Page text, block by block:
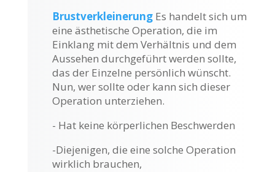
BrustverkleinerungEs handelt sich um
eine ästhetische Operation, die im
Einklang mit dem Verhältnis und dem
Aussehen durchgeführt werden sollte,
das der Einzelne persönlich wünscht.
Nun, wer sollte oder kann sich dieser
Operation unterziehen.
- Hat keine körperlichen Beschwerden
-Diejenigen, die eine solche Operation
wirklich brauchen,